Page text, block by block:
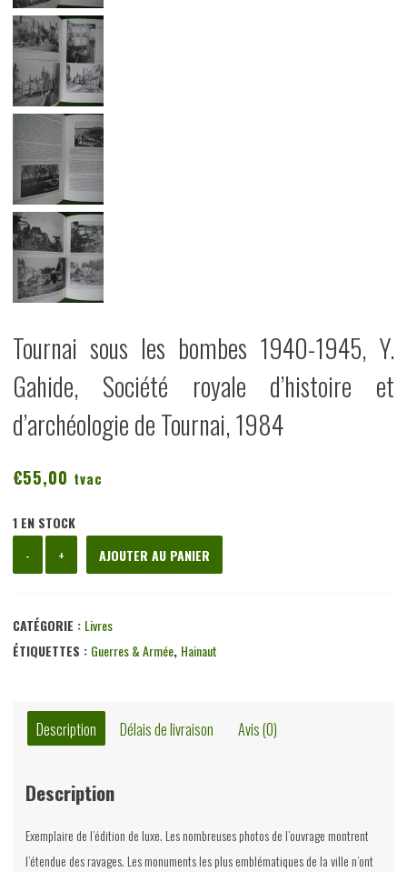
Tournai sous les bombes 1940-1945, Y.
Gahide, Société royale d’histoire et
d’archéologie de Tournai, 1984
€55,00 tvac
1 EN STOCK
-
de
sous
les
1945,
Y.
Société
royale
d'histoire
+ AJOUTER AU PANIER
CATÉGORIE : Livres
ÉTIQUETTES : Guerres & Armée, Hainaut
Description Délais de livraison Avis (0)
Description
Exemplaire de l’édition de luxe. Les nombreuses photos de l’ouvrage montrent
l’étendue des ravages. Les monuments les plus emblématiques de la ville n’ont